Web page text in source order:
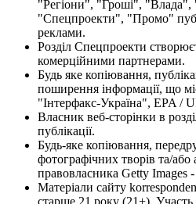
"Регіони", "Гроші",
"Спецпроекти", "Промо"
реклами.
Розділ Спецпроекти
комерційними партнерами.
Будь яке копіювання,
поширення інформації, що
"Інтерфакс-Україна", EPA /
Власник веб-сторінки в
публікації.
Будь-яке копіювання,
фотографічних творів та/або
правовласника Getty Images -
Матеріали сайту
старше 21 року (21+). Участь